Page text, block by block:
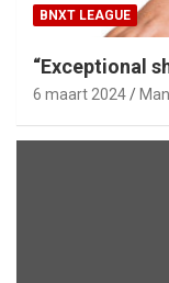
BNXT LEAGUE
“Exceptional
6 maart 2024